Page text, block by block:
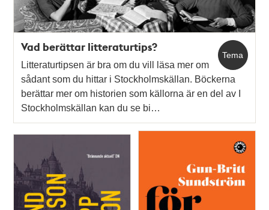
Tema
Vad berättar litteraturtips?
Litteraturtipsen är bra om du vill läsa mer om
sådant som du hittar i Stockholmskällan. Böckerna
berättar mer om historien som källorna är en del av I
Stockholmskällan kan du se bi…